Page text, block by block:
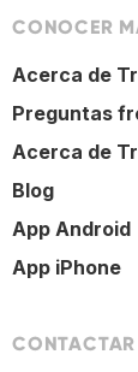
CONOCER
Acerca de
Preguntas
Acerca de
Blog
App Android
App iPhone
CONTACTAR